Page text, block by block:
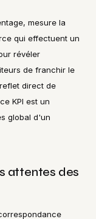
mesure la
qui effectuent un
révéler
de franchir le
direct de
KPI est un
global d'un
attentes des